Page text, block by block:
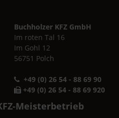
Buchholzer KFZ GmbH
Im roten Tal 16
Im Gohl 12
56751 Polch
+49 (0) 26 54 - 88 69 90
+49 (0) 26 54 - 88 69 920
Meisterbetrieb